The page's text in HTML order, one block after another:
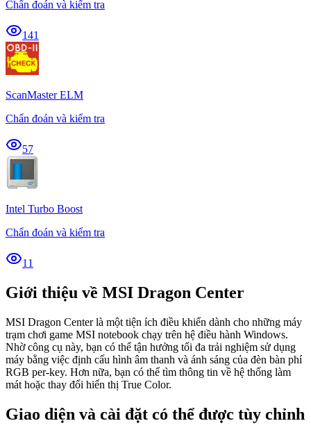
Chẩn đoán và kiểm tra
141
ScanMaster ELM
Chẩn đoán và kiểm tra
57
Intel Turbo Boost
Chẩn đoán và kiểm tra
11
Giới thiệu về MSI Dragon Center
MSI Dragon Center là một tiện ích điều khiển dành cho những máy
trạm chơi game MSI notebook chạy trên hệ điều hành Windows.
Nhờ công cụ này, bạn có thể tận hưởng tối đa trải nghiệm sử dụng
máy bằng việc định cấu hình âm thanh và ánh sáng của đèn bàn phí
RGB per-key. Hơn nữa, bạn có thể tìm thông tin về hệ thống làm
mát hoặc thay đổi hiển thị True Color.
Giao diện và cài đặt có thể được tùy chỉnh